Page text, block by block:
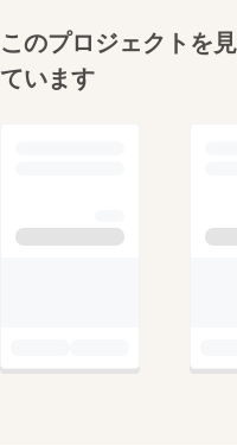
このプロジェクトを
ています